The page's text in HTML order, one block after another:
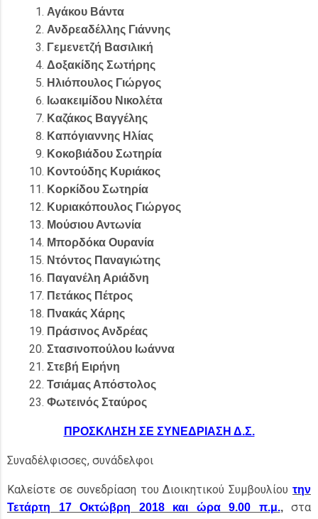
Αγάκου Βάντα
Ανδρεαδέλλης Γιάννης
Γεμενετζή Βασιλική
Δοξακίδης Σωτήρης
Ηλιόπουλος Γιώργος
Ιωακειμίδου Νικολέτα
Καζάκος Βαγγέλης
Καπόγιαννης Ηλίας
Κοκοβιάδου Σωτηρία
Κοντούδης Κυριάκος
Κορκίδου Σωτηρία
Κυριακόπουλος Γιώργος
Μούσιου Αντωνία
Μπορδόκα Ουρανία
Ντόντος Παναγιώτης
Παγανέλη Αριάδνη
Πετάκος Πέτρος
Πνακάς Χάρης
Πράσινος Ανδρέας
Στασινοπούλου Ιωάννα
Στεβή Ειρήνη
Τσιάμας Απόστολος
Φωτεινός Σταύρος
ΠΡΟΣΚΛΗΣΗ ΣΕ ΣΥΝΕΔΡΙΑΣΗ Δ.Σ.
Συναδέλφισσες, συνάδελφοι
Καλείστε σε συνεδρίαση του Διοικητικού Συμβουλίου την
Τετάρτη 17 Οκτώβρη 2018 και ώρα 9.00 π.μ.,στα